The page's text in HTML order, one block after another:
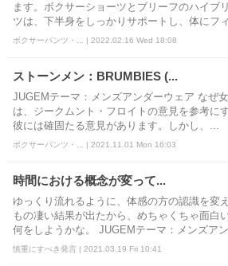
ます。ボクサーショーツとブリーフのハイブ
ツは、下半身をしっかりサポートし、体にフ
ボクサーパンツ・... | 2022.02.16 Wed 18:08
ストーンメン：BRUMBIES (...
JUGEMテーマ：メンズアンダーウェア なぜ
は、ジークムント・フロイトの意見を参考に
彼には確固たる意見があります。しかし、...
ボクサーパンツ・... | 2021.11.01 Mon 16:03
時間における概念が変って...
ゆっくり流れるように、体感の方の認識を変
もの凄い結果が出たから、めちゃくちゃ面白
何をしようかな。 JUGEMテーマ：メンズアン
慎重にすべき発言 | 2021.03.19 Fri 10:41